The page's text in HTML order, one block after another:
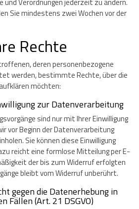
Sie mindestens zwei Wochen vor der
Rechte
deren personenbezogene
werden, bestimmte Rechte, über die
möchten:
zur Datenverarbeitung
sind nur mit Ihrer Einwilligung
vor Beginn der Datenverarbeitung
Sie können diese Einwilligung
reicht eine formlose Mitteilung per E-
der bis zum Widerruf erfolgten
bleibt vom Widerruf unberührt.
gegen die Datenerhebung in
Fällen (Art. 21 DSGVO)